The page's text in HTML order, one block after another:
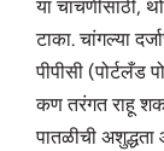
या चाचणीसाठी,
टाका. चांगल्या
पीपीसी
कण तरंगत राहू
पातळीची